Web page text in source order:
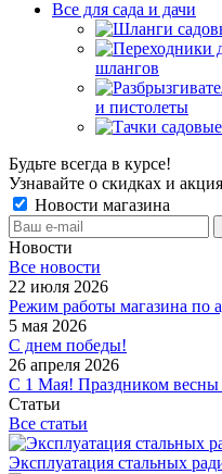
Все для сада и дачи
шлангов
и пистолеты
Будьте всегда в курсе!
Узнавайте о скидках и
Новости магазина
Новости
Все новости
22 июля 2026
Режим работы магазина по
5 мая 2026
С днем победы!
26 апреля 2026
С 1 Мая! Праздником весны
Статьи
Все статьи
Эксплуатация стальных